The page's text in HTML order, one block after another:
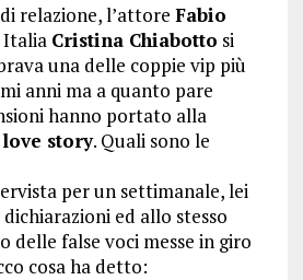
relazione, l’attore Fabio
Italia Cristina Chiabotto si
una delle coppie vip più
anni ma a quanto pare
hanno portato alla
love story. Quali sono le
per un settimanale, lei
ed allo stesso
delle false voci messe in giro
cosa ha detto: